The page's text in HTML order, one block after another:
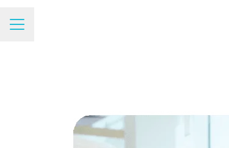
Menú de empleo